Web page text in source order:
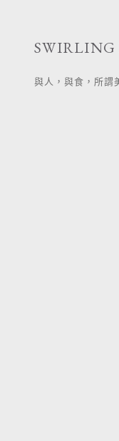
SWIRLING
與人，與食，所謂